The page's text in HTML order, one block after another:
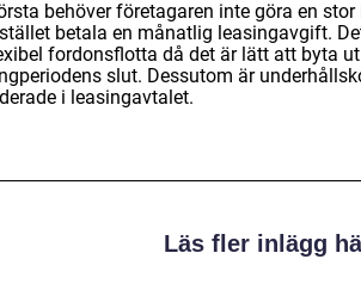
behöver företagaren inte göra en
betala en månatlig leasingavgift.
fordonsflotta då det är lätt att byta
slut. Dessutom är
i leasingavtalet.
Läs fler inlägg